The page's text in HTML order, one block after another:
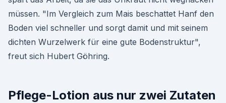
müssen. "Im Vergleich zum Mais beschattet Hanf den
Boden viel schneller und sorgt damit und mit seinem
dichten Wurzelwerk für eine gute Bodenstruktur",
freut sich Hubert Göhring.
Pflege-Lotion aus nur zwei Zutaten